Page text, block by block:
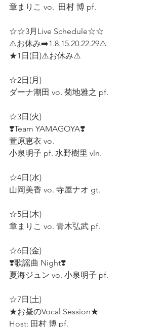
章まりこ vo.  田村 博 pf.
☆☆3月Live Schedule☆☆
⚠️お休み➡️1.8.15.20.22.29⚠️
★1日(日)⚠️お休み⚠️
☆2日(月)
ダーナ潮田 vo. 菊地雅之 pf.
☆3日(火)
❣️Team YAMAGOYA❣️
萱原恵衣 vo.
小泉明子 pf. 水野樹里 vln.
☆4日(水)
山岡美香 vo. 寺屋ナオ gt.
☆5日(木)
章まりこ vo. 青木弘武 pf.
☆6日(金)
❣️歌謡曲 Night❣️
夏海ジュン vo. 小泉明子 pf.
☆7日(土)
★お昼のVocal Session★
Host: 田村 博 pf.